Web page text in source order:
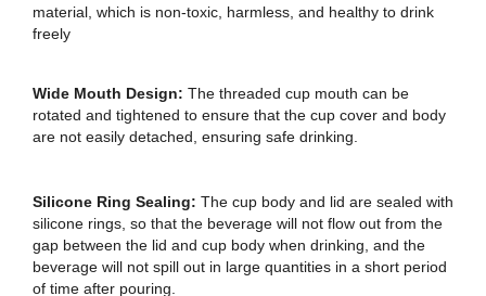
material, which is non-toxic, harmless, and healthy to drink
freely
Wide Mouth Design: The threaded cup mouth can be
rotated and tightened to ensure that the cup cover and body
are not easily detached, ensuring safe drinking.
Silicone Ring Sealing: The cup body and lid are sealed with
silicone rings, so that the beverage will not flow out from the
gap between the lid and cup body when drinking, and the
beverage will not spill out in large quantities in a short period
of time after pouring.